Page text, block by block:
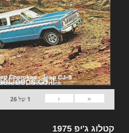
«
‹
1 של26
קטלוג ג'יפ 1975